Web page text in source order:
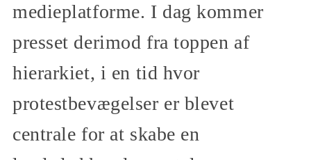
medieplatforme. I dag kommer
presset derimod fra toppen af
hierarkiet, i en tid hvor
protestbevægelser er blevet
centrale for at skabe en